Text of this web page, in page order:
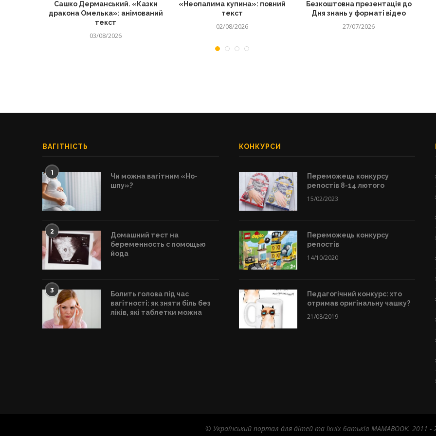
Сашко Дерманський. «Казки
дракона Омелька»: анімований
текст
03/08/2026
«Неопалима купина»: повний
текст
02/08/2026
Безкоштовна презентація до
Дня знань у форматі відео
27/07/2026
ВАГІТНІСТЬ
1
Чи можна вагітним «Но-
шпу»?
2
Домашний тест на
беременность с помощью
йода
3
Болить голова під час
вагітності: як зняти біль без
ліків, які таблетки можна
КОНКУРСИ
Переможець конкурсу
репостів 8-14 лютого
15/02/2023
Переможець конкурсу
репостів
14/10/2020
Педагогічний конкурс: хто
отримав оригінальну чашку?
21/08/2019
© Український портал для дітей та їхніх батьків MAMABOOK. 2011 -